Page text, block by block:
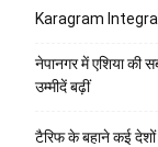
Karagram
नेपानगर में एशिया की
उम्मीदें बढ़ीं
टैरिफ के बहाने कई देशों